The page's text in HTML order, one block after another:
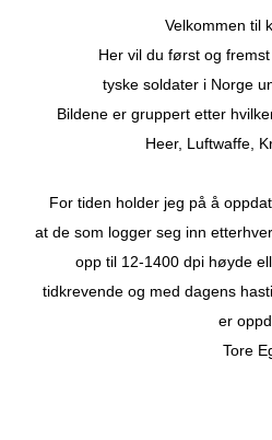
Velkommen til
Her vil du først og
tyske soldater i Norge
Bildene er gruppert etter
Heer, Luftwaffe,
For tiden holder jeg på å
at de som logger seg inn
opp til 12-1400 dpi høyde
tidkrevende og med dagens
er
Tore